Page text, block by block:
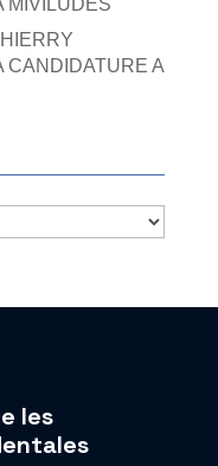
MIVILUDES
CANDIDATURE A
les